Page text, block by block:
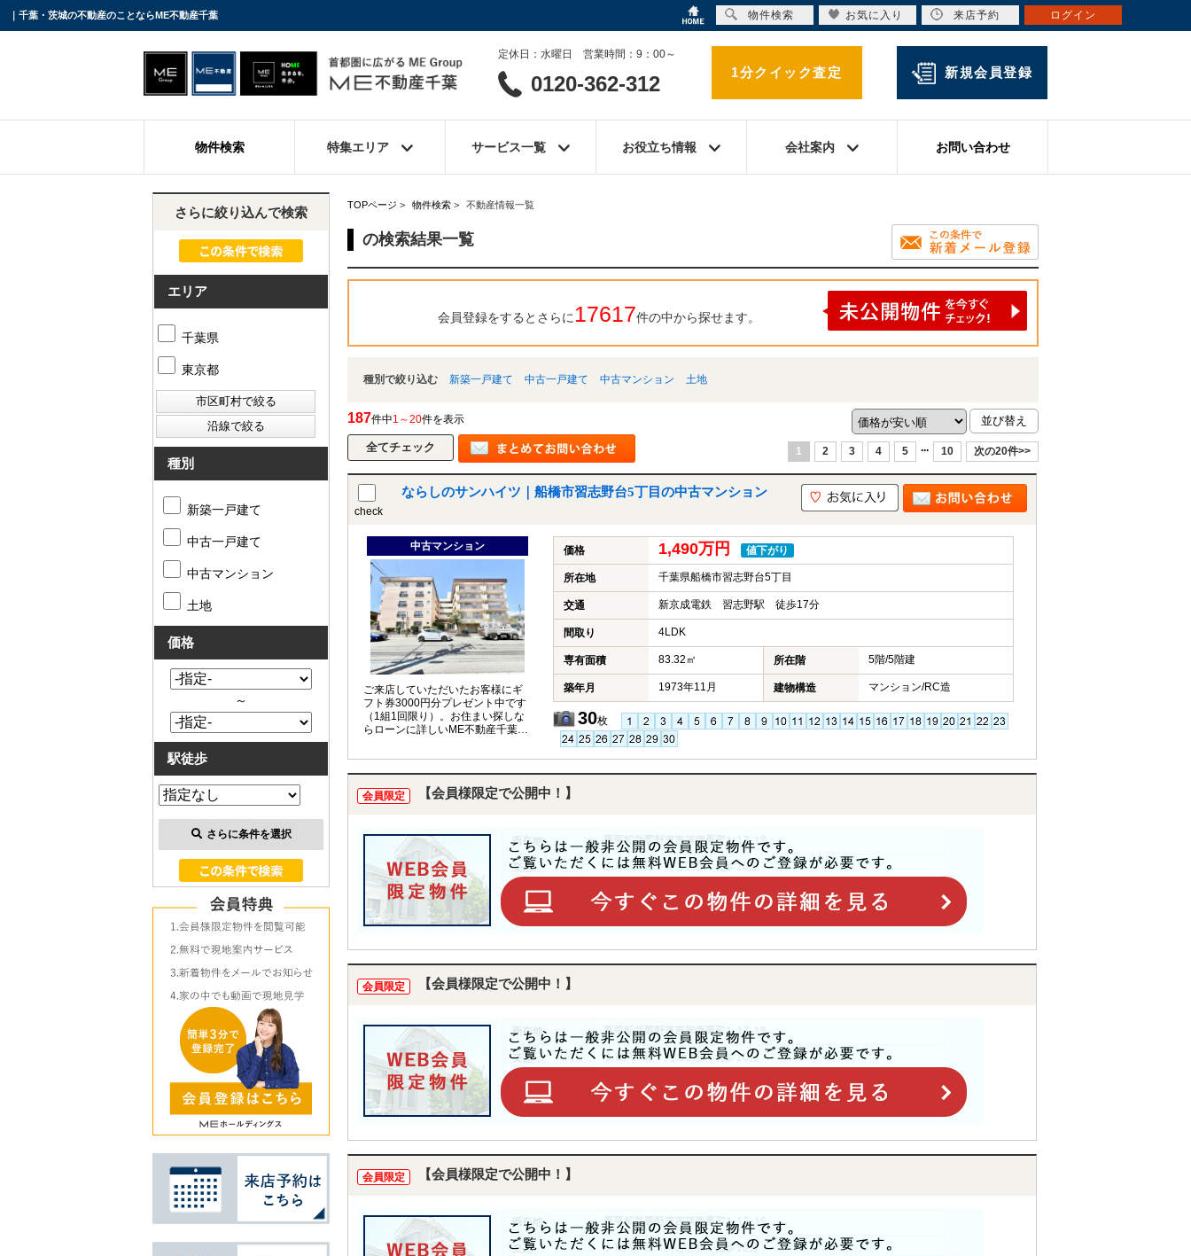
｜千葉・茨城の不動産のことならME不動産千葉
定休日：水曜日 営業時間：9：00～
0120-362-312 1分クイック査定 新規会員登録
物件検索 特集エリア サービス一覧 お役立ち情報 会社案内 お問い合わせ
TOPページ > 物件検索 > 不動産情報一覧
の検索結果一覧
会員登録をするとさらに 17617件の中から探せます。
種別で絞り込む 新築一戸建て 中古一戸建て 中古マンション 土地
187件中1～20件を表示
1 2 3 4 5 ... 10 次の20件>>
check
ならしのサンハイツ｜船橋市習志野台5丁目の中古マンション
中古マンション
ご来店していただいたお客様にギ
フト券3000円分プレゼント中です
（1組1回限り）。お住まい探しな
らローンに詳しいME不動産千葉に
価格 1,490万円 値下がり
所在地 千葉県船橋市習志野台5丁目
交通 新京成電鉄 習志野駅 徒歩17分
間取り 4LDK
専有面積 83.32㎡ 所在階 5階/5階建
築年月 1973年11月 建物構造 マンション/RC造
30枚
会員限定 【会員様限定で公開中！】
会員限定 【会員様限定で公開中！】
会員限定 【会員様限定で公開中！】
さらに絞り込んで検索
エリア
千葉県
東京都
種別
新築一戸建て
中古一戸建て
中古マンション
土地
価格
～
駅徒歩
さらに条件を選択
物件検索 お気に入り 来店予約 ログイン